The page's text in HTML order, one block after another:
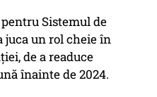
Sistemul de
juca un rol cheie în
de a readuce
înainte de 2024.